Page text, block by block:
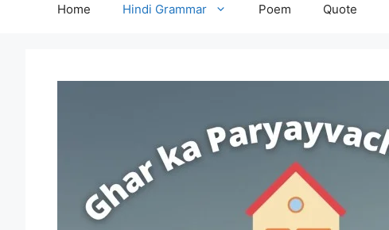
Home Hindi Grammar Poem Quote